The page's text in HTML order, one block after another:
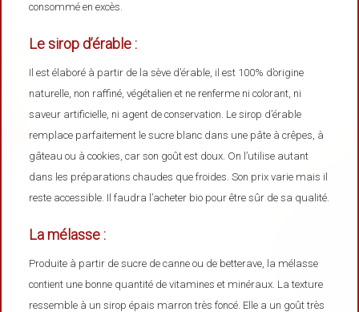
consommé en excès.
Le sirop d’érable :
Il est élaboré à partir de la sève d’érable, il est 100% d’origine
naturelle, non raffiné, végétalien et ne renferme ni colorant, ni
saveur artificielle, ni agent de conservation. Le sirop d’érable
remplace parfaitement le sucre blanc dans une pâte à crêpes, à
gâteau ou à cookies, car son goût est doux. On l’utilise autant
dans les préparations chaudes que froides. Son prix varie mais il
reste accessible. Il faudra l’acheter bio pour être sûr de sa qualité.
La mélasse :
Produite à partir de sucre de canne ou de betterave, la mélasse
contient une bonne quantité de vitamines et minéraux. La texture
ressemble à un sirop épais marron très foncé. Elle a un goût très